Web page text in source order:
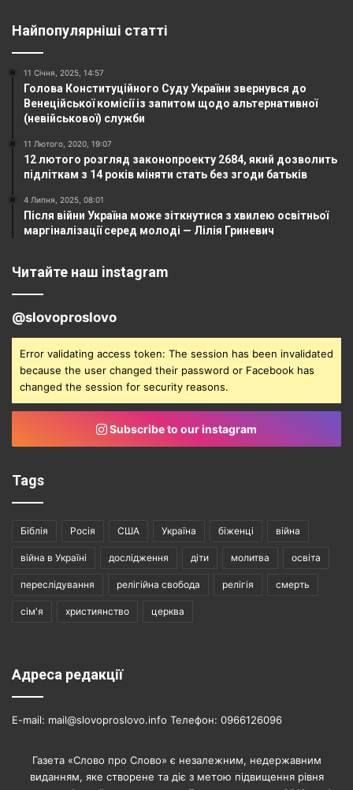
Найпопулярніші статті
11 Січня, 2025, 14:57
Голова Конституційного Суду України звернувся до
Венеційської комісії із запитом щодо альтернативної
(невійськової) служби
11 Лютого, 2020, 19:07
12 лютого розгляд законопроекту 2684, який дозволить
підліткам з 14 років міняти стать без згоди батьків
4 Липня, 2025, 08:01
Після війни Україна може зіткнутися з хвилею освітньої
маргіналізації серед молоді — Лілія Гриневич
Читайте наш instagram
@slovoproslovo
Error validating access token: The session has been invalidated
because the user changed their password or Facebook has
changed the session for security reasons.
Subscribe to our instagram
Tags
Біблія Росія США Україна біженці війна
війна в Україні дослідження діти молитва освіта
переслідування релігійна свобода релігія смерть
сім'я християнство церква
Адреса редакції
E-mail: mail@slovoproslovo.info Телефон: 0966126096
Газета «Слово про Слово» є незалежним, недержавним
виданням, яке створене та діє з метою підвищення рівня